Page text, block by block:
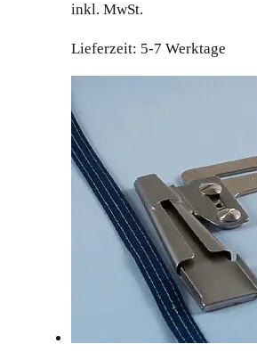
inkl. MwSt.
Lieferzeit: 5-7 Werktage